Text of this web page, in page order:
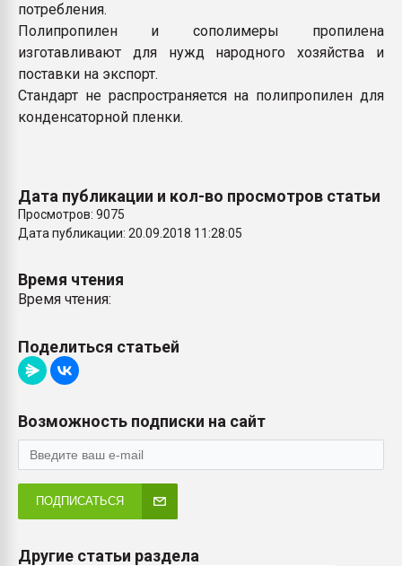
потребления.
Полипропилен и сополимеры пропилена
изготавливают для нужд народного хозяйства и
поставки на экспорт.
Стандарт не распространяется на полипропилен для
конденсаторной пленки.
Дата публикации и кол-во просмотров статьи
Просмотров: 9075
Дата публикации: 20.09.2018 11:28:05
Время чтения
Время чтения:
Поделиться статьей
Возможность подписки на сайт
ПОДПИСАТЬСЯ
Другие статьи раздела